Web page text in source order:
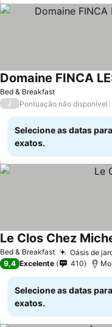
Bed & Breakfast
Domaine FINCA
/ Pontuação não disponível
Selecione as datas
exatos.
Bed & Breakfast Oásis de
Le Clos Chez
9,4 Excelente 410
Selecione as datas
exatos.